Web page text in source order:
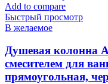
Add to compare
Быстрый просмотр
В желаемое
Душевая колонна
смесителем для
прямоугольная,